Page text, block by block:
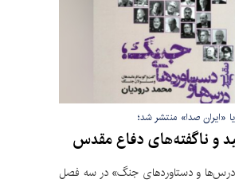
«ایران صدا» منتشر شد؛
و ناگفته‌های دفاع مقدس
درس‌ها و دستاوردهای جنگ» در سه فصل